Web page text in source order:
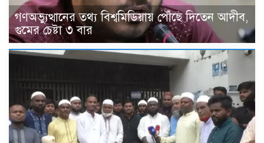
গণঅভ্যুত্থানের তথ্য বিশ্বমিডিয়ায় পৌঁছে দিতেন আদীব,
গুমের চেষ্টা ৩ বার